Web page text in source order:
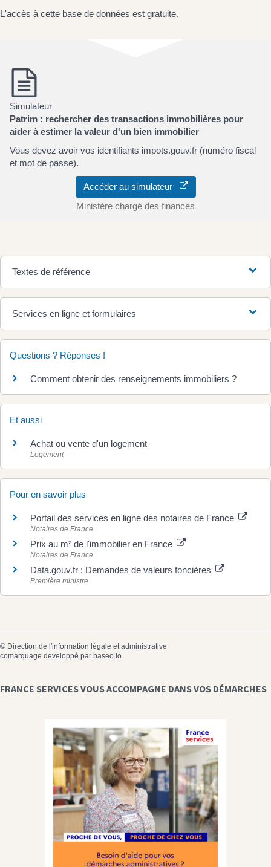
L'accès à cette base de données est gratuite.
Simulateur
Patrim : rechercher des transactions immobilières pour
aider à estimer la valeur d'un bien immobilier
Vous devez avoir vos identifiants impots.gouv.fr (numéro fiscal
et mot de passe).
Accéder au simulateur
Ministère chargé des finances
Textes de référence
Services en ligne et formulaires
Questions ? Réponses !
Comment obtenir des renseignements immobiliers ?
Et aussi
Achat ou vente d'un logement
Logement
Pour en savoir plus
Portail des services en ligne des notaires de France
Notaires de France
Prix au m² de l'immobilier en France
Notaires de France
Data.gouv.fr : Demandes de valeurs foncières
Première ministre
© Direction de l'information légale et administrative
comarquage developpé par baseo.io
FRANCE SERVICES VOUS ACCOMPAGNE DANS VOS DÉMARCHES